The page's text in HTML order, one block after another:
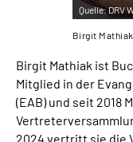
Quelle:DRV
Birgit Mathiak
Birgit Mathiak ist
Mitglied in der
(EAB) und seit 2018
2024 vertritt sie die